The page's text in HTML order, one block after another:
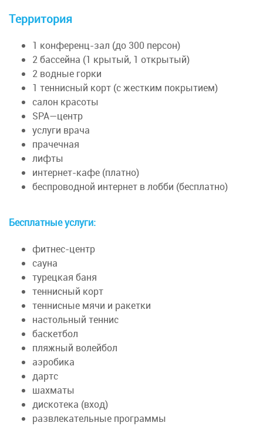
Территория
1 конференц-зал (до 300 персон)
2 бассейна (1 крытый, 1 открытый)
2 водные горки
1 теннисный корт (с жестким покрытием)
салон красоты
SPA—центр
услуги врача
прачечная
лифты
интернет-кафе (платно)
беспроводной интернет в лобби (бесплатно)
Бесплатные услуги:
фитнес-центр
сауна
турецкая баня
теннисный корт
теннисные мячи и ракетки
настольный теннис
баскетбол
пляжный волейбол
аэробика
дартс
шахматы
дискотека (вход)
развлекательные программы